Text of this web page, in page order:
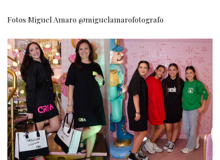
Fotos Miguel Amaro @miguelamarofotografo